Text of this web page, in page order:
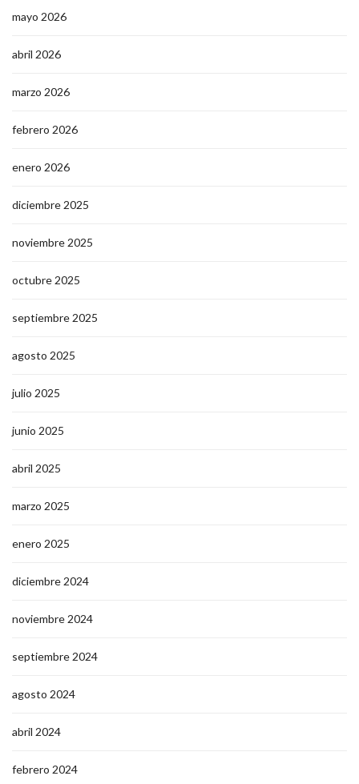
mayo 2026
abril 2026
marzo 2026
febrero 2026
enero 2026
diciembre 2025
noviembre 2025
octubre 2025
septiembre 2025
agosto 2025
julio 2025
junio 2025
abril 2025
marzo 2025
enero 2025
diciembre 2024
noviembre 2024
septiembre 2024
agosto 2024
abril 2024
febrero 2024